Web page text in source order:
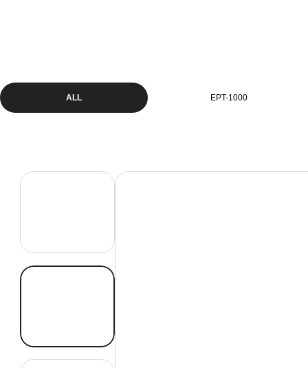
ALL EPT-1000